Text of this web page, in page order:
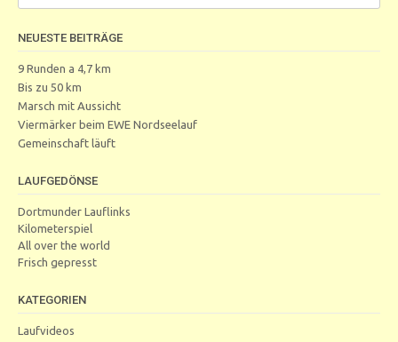
NEUESTE BEITRÄGE
9 Runden a 4,7 km
Bis zu 50 km
Marsch mit Aussicht
Viermärker beim EWE Nordseelauf
Gemeinschaft läuft
LAUFGEDÖNSE
Dortmunder Lauflinks
Kilometerspiel
All over the world
Frisch gepresst
KATEGORIEN
Laufvideos